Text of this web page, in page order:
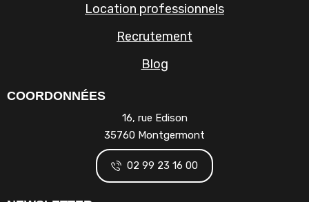
Location professionnels
Recrutement
Blog
COORDONNÉES
16, rue Edison
35760 Montgermont
02 99 23 16 00